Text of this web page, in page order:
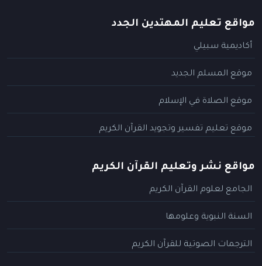
مواقع تعليم المهتدين الجدد
أكاديمية سبيلي
موقع المسلم الجديد
موقع الصلاة في الإسلام
موقع تعليم تفسير وتجويد القرآن الكريم
مواقع نشر وتعليم القرآن الكريم
الجامع لعلوم القرآن الكريم
السنة النبوية وعلومها
الترجمات الصوتية للقرآن الكريم